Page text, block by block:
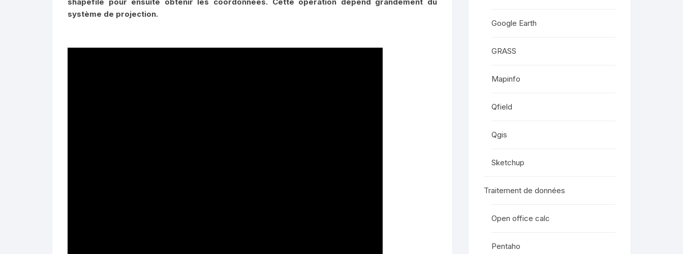
système de projection.
Google Earth
GRASS
Mapinfo
Qfield
Qgis
Sketchup
Traitement de données
Open office calc
Pentaho